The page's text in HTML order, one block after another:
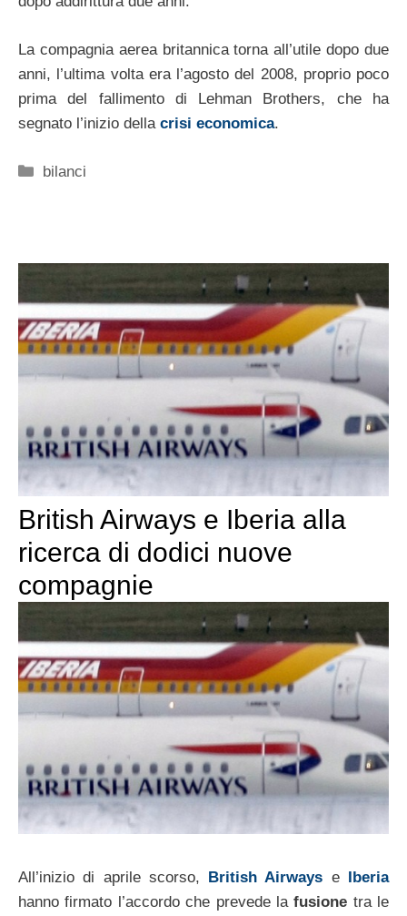
La compagnia aerea britannica torna all’utile dopo due
anni, l’ultima volta era l’agosto del 2008, proprio poco
prima del fallimento di Lehman Brothers, che ha
segnato l’inizio della crisi economica.
Categorie
bilanci
British Airways e Iberia alla
ricerca di dodici nuove
compagnie
All’inizio di aprile scorso, British Airways e Iberia
hanno firmato l’accordo che prevede lafusione tra le